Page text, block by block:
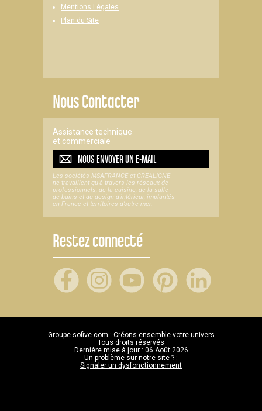
Mentions Légales
Plan du Site
Nous Contacter
Assistance technique
et commerciale
NOUS ENVOYER UNE-MAIL
Les sociétés MSAFRANCE et CREALIGNE
ne travaillent qu'à travers les réseaux de
professionnels, de la cuisine, de la salle
de bains et du design d'intérieur, implantés
en France et territoires d’outre-mer.
Restez connecté
Groupe-sofive.com : Créons ensemble votre univers
Tous droits réservés
Dernière mise à jour : 06 Août 2026
Un problème sur notre site ? :
Signaler un dysfonctionnement